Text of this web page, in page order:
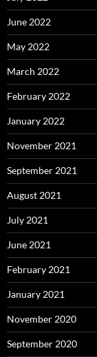
June 2022
May 2022
March 2022
February 2022
January 2022
November 2021
September 2021
August 2021
July 2021
June 2021
February 2021
January 2021
November 2020
September 2020